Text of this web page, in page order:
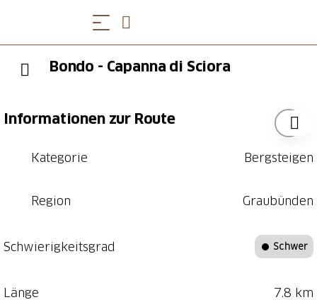
Bondo - Capanna di Sciora
Informationen zur Route
Kategorie Bergsteigen
Region Graubünden
Schwierigkeitsgrad Schwer
Länge 7.8 km